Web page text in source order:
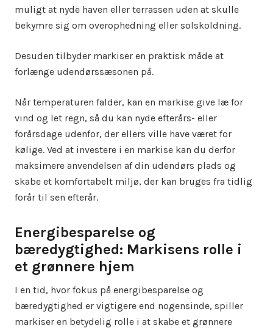
muligt at nyde haven eller terrassen uden at skulle
bekymre sig om overophedning eller solskoldning.
Desuden tilbyder markiser en praktisk måde at
forlænge udendørssæsonen på.
Når temperaturen falder, kan en markise give læ for
vind og let regn, så du kan nyde efterårs- eller
forårsdage udenfor, der ellers ville have været for
kølige. Ved at investere i en markise kan du derfor
maksimere anvendelsen af din udendørs plads og
skabe et komfortabelt miljø, der kan bruges fra tidlig
forår til sen efterår.
Energibesparelse og
bæredygtighed: Markisens rolle i
et grønnere hjem
I en tid, hvor fokus på energibesparelse og
bæredygtighed er vigtigere end nogensinde, spiller
markiser en betydelig rolle i at skabe et grønnere